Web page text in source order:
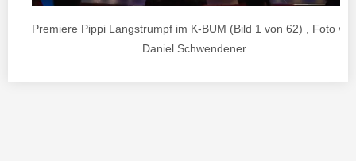
Premiere Pippi Langstrumpf im K-BUM (Bild 1 von 62) , Foto von
Daniel Schwendener